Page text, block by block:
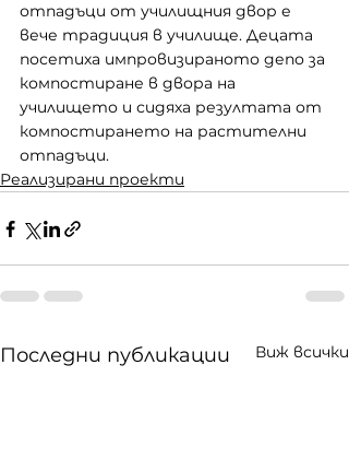
отпадъци от училищния двор е
вече традиция в училище. Децата
посетиха импровизираното депо за
компостиране в двора на
училището и сидяха резултата от
компостирането на растителни
отпадъци.
Реализирани проекти
Последни публикации Виж всички